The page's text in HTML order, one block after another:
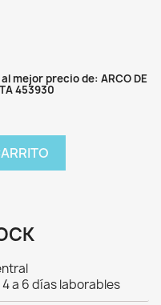
mejor precio de: ARCO DE
453930
4 a 6 días laborables